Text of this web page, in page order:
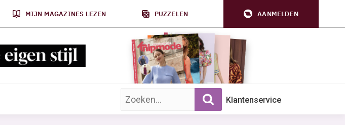
MIJN MAGAZINES LEZEN PUZZELEN AANMELDEN
Zoek op trefwoord: Klantenservice